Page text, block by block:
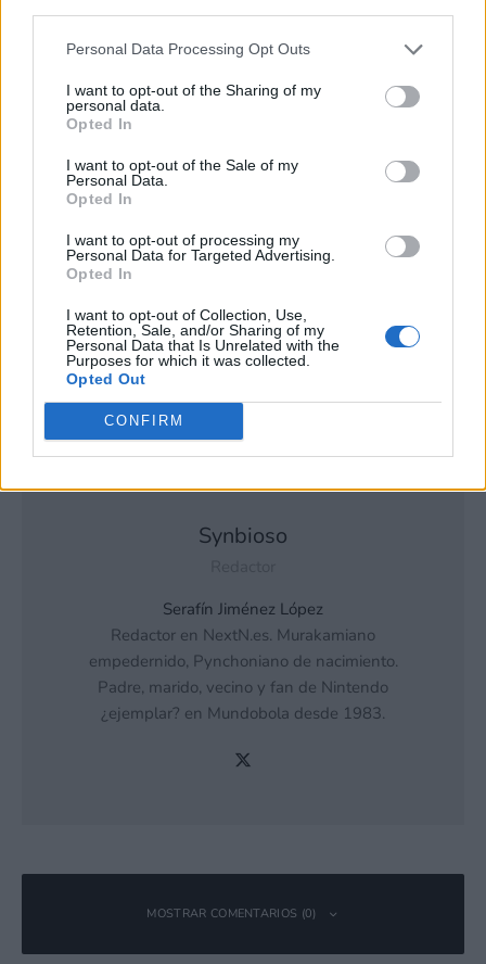
generamos contenido relevante para nuestra audiencia.
recopilación y uso de datos en nuestra Política de
Privacidad.
terceros por nuestra parte, utilice la siguiente opción de
exclusión y confirme su selección. Tenga en cuenta que
después de que se procese su solicitud de exclusión, es
posible que continúe viendo anuncios basados en intereses
basados en la información personal utilizada por nosotros o
en información personal divulgada a terceros antes de su
Puede optar por no participar en la divulgación adicional de
su información personal por parte de terceros en la Lista de
participantes intermedios de la IAB.
Personal Data Processing Opt Outs
I want to opt-out of the Sharing of my
personal data.
Opted In
I want to opt-out of the Sale of my
Personal Data.
Opted In
I want to opt-out of processing my
Personal Data for Targeted Advertising.
Opted In
I want to opt-out of Collection, Use,
Retention, Sale, and/or Sharing of my
Personal Data that Is Unrelated with the
Purposes for which it was collected.
Opted Out
CONFIRM
Elacuerdo en cuestión, que va más allá de la propia
Buds The Nightingale
o las cuatro
películas autobiográficas de losBeatles, dirigidas por Sam
Mendes. Os recordamos, por si queda algún despistado por
real de The Legend of Zelda tiene prevista su llegada a los
cines (estreno mundial) el 7 de mayo de 2027.
Synbioso
Serafín Jiménez López
Redactor en NextN.es. Murakamiano
empedernido, Pynchoniano de nacimiento.
Padre, marido, vecino y fan de Nintendo
¿ejemplar? en Mundobola desde 1983.
MOSTRAR COMENTARIOS (0)